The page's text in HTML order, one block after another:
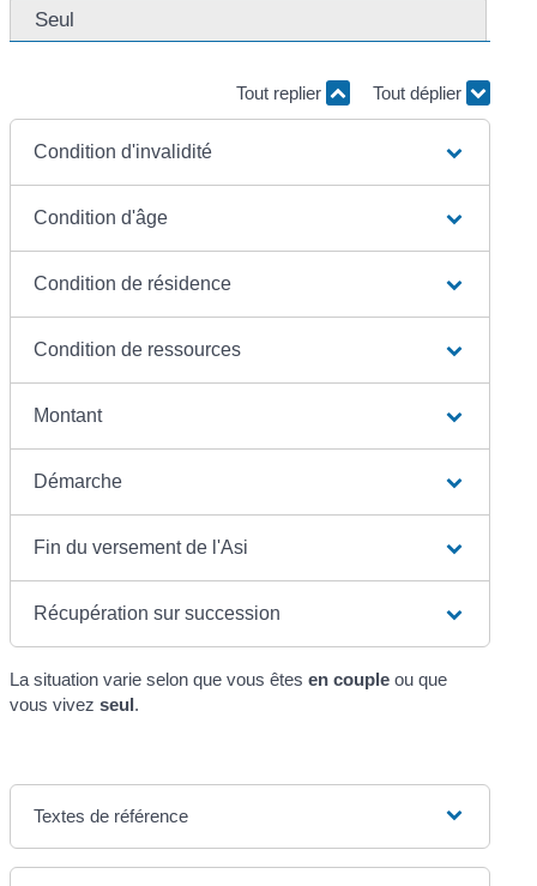
Seul
Tout replier Tout déplier
Condition d'invalidité
Condition d'âge
Condition de résidence
Condition de ressources
Montant
Démarche
Fin du versement de l'Asi
Récupération sur succession
La situation varie selon que vous êtesen couple ou que
vous vivezseul.
Textes de référence